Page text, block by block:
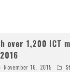
over 1,200 ICT
November 16, 2015